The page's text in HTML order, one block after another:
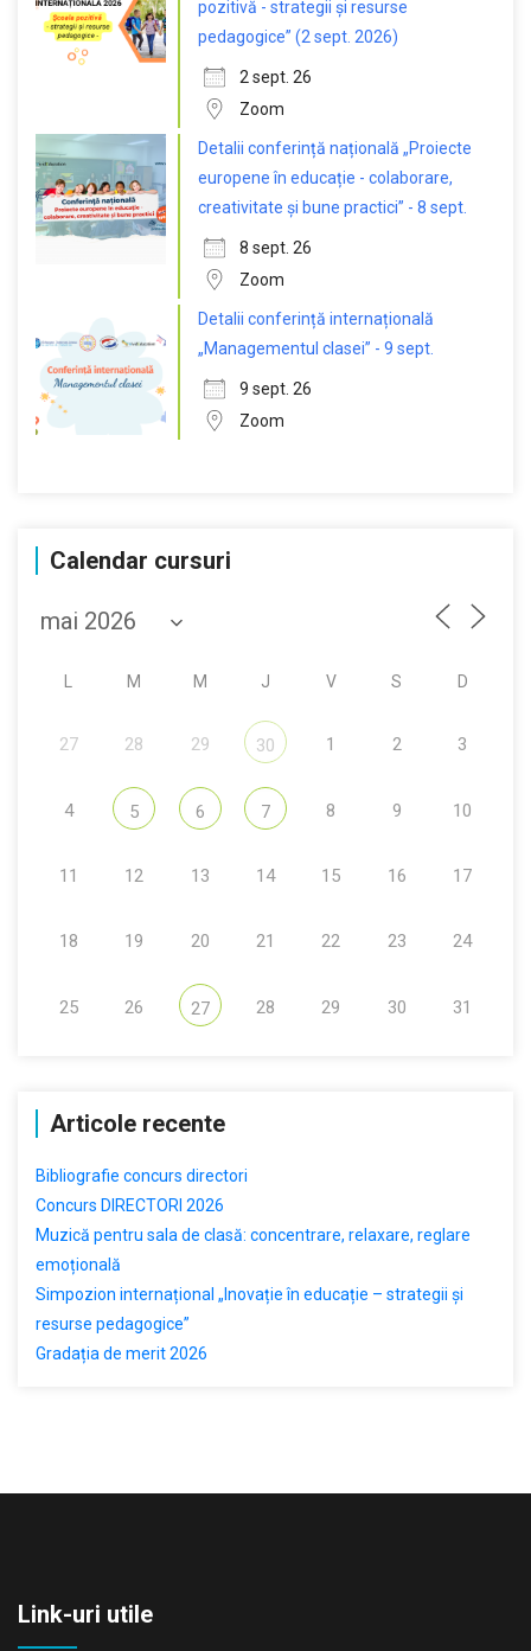
pozitivă - strategii și resurse
pedagogice” (2 sept. 2026)
2 sept. 26
Zoom
Detalii conferință națională „Proiecte
europene în educație - colaborare,
creativitate și bune practici” - 8 sept.
8 sept. 26
Zoom
Detalii conferință internațională
„Managementul clasei” - 9 sept.
9 sept. 26
Zoom
Calendar cursuri
L M M J V S D
27 28 29 30 1 2 3
4 5 6 7 8 9 10
11 12 13 14 15 16 17
18 19 20 21 22 23 24
25 26 27 28 29 30 31
Articole recente
Bibliografie concurs directori
Concurs DIRECTORI 2026
Muzică pentru sala de clasă: concentrare, relaxare, reglare
emoțională
Simpozion internațional „Inovație în educație – strategii și
resurse pedagogice”
Gradația de merit 2026
Link-uri utile